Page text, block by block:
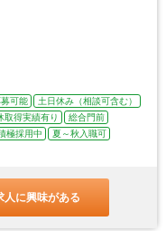
可能
土日休み（相談可含む）
取得実績有り
総合門前
極採用中
夏～秋入職可
人に興味がある